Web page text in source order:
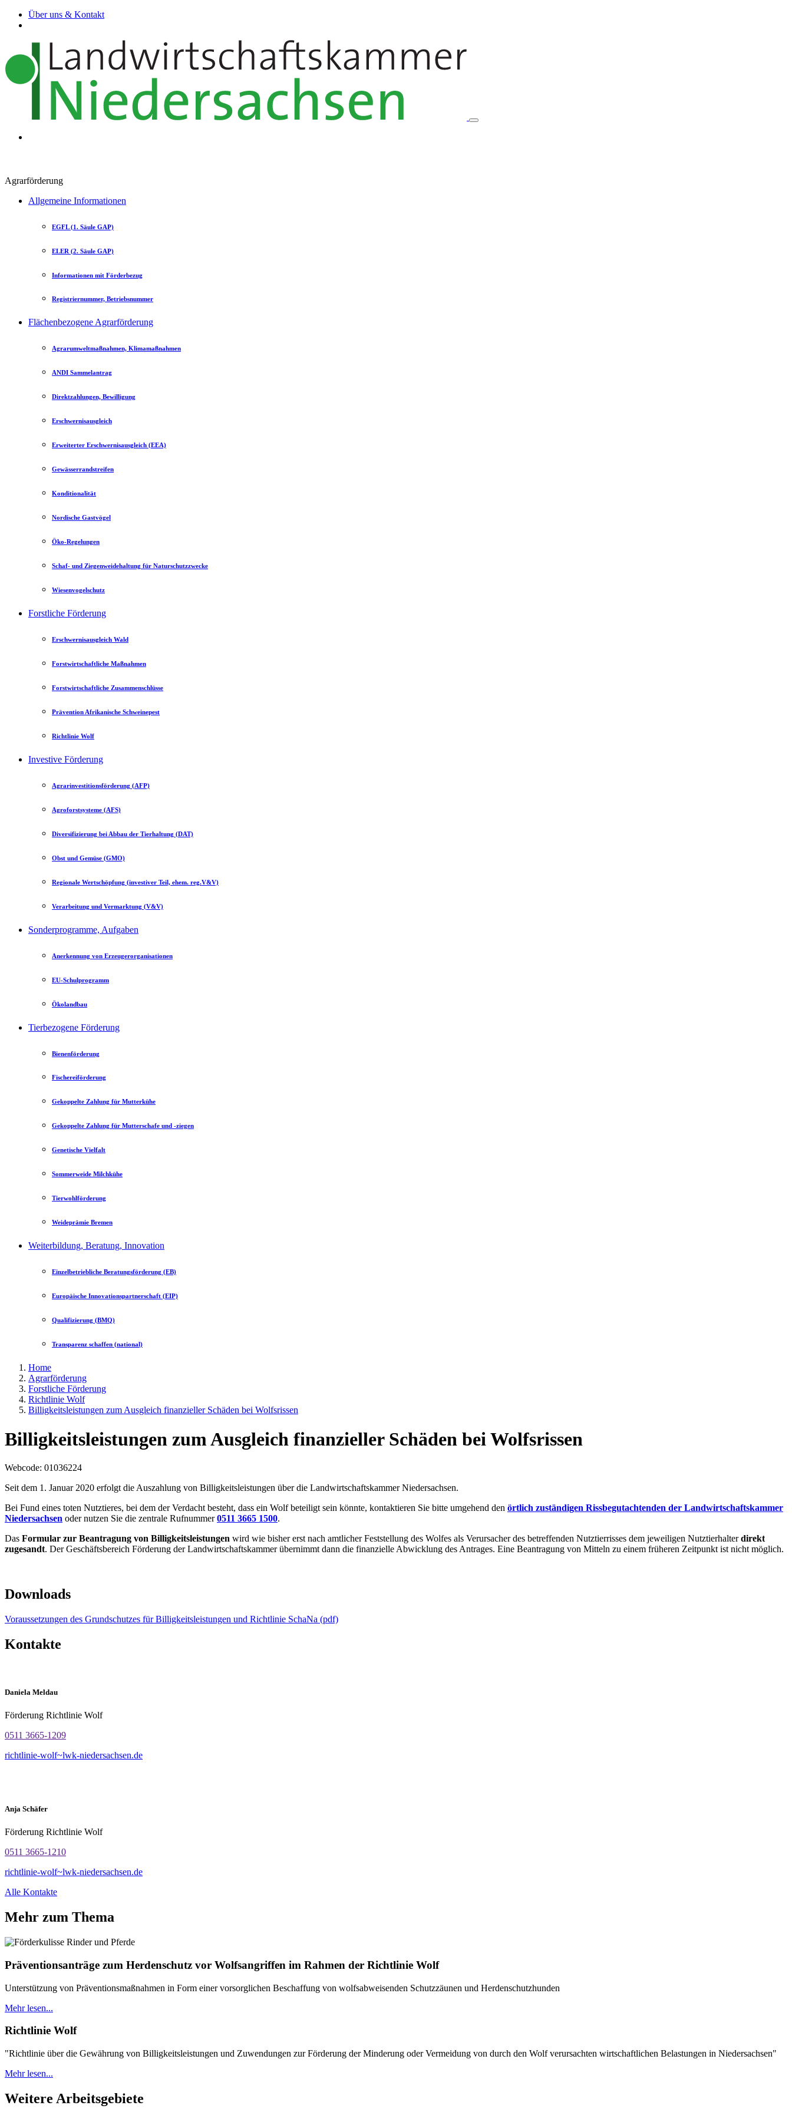
Über uns & Kontakt
Agrarförderung
Allgemeine Informationen
EGFL (1. Säule GAP)
ELER (2. Säule GAP)
Informationen mit Förderbezug
Registriernummer, Betriebsnummer
Flächenbezogene Agrarförderung
Agrarumweltmaßnahmen, Klimamaßnahmen
ANDI Sammelantrag
Direktzahlungen, Bewilligung
Erschwernisausgleich
Erweiterter Erschwernisausgleich (EEA)
Gewässerrandstreifen
Konditionalität
Nordische Gastvögel
Öko-Regelungen
Schaf- und Ziegenweidehaltung für Naturschutzzwecke
Wiesenvogelschutz
Forstliche Förderung
Erschwernisausgleich Wald
Forstwirtschaftliche Maßnahmen
Forstwirtschaftliche Zusammenschlüsse
Prävention Afrikanische Schweinepest
Richtlinie Wolf
Investive Förderung
Agrarinvestitionsförderung (AFP)
Agroforstsysteme (AFS)
Diversifizierung bei Abbau der Tierhaltung (DAT)
Obst und Gemüse (GMO)
Regionale Wertschöpfung (investiver Teil, ehem. reg.V&V)
Verarbeitung und Vermarktung (V&V)
Sonderprogramme, Aufgaben
Anerkennung von Erzeugerorganisationen
EU-Schulprogramm
Ökolandbau
Tierbezogene Förderung
Bienenförderung
Fischereiförderung
Gekoppelte Zahlung für Mutterkühe
Gekoppelte Zahlung für Mutterschafe und -ziegen
Genetische Vielfalt
Sommerweide Milchkühe
Tierwohlförderung
Weideprämie Bremen
Weiterbildung, Beratung, Innovation
Einzelbetriebliche Beratungsförderung (EB)
Europäische Innovationspartnerschaft (EIP)
Qualifizierung (BMQ)
Transparenz schaffen (national)
Home
Agrarförderung
Forstliche Förderung
Richtlinie Wolf
Billigkeitsleistungen zum Ausgleich finanzieller Schäden bei Wolfsrissen
Billigkeitsleistungen zum Ausgleich finanzieller Schäden bei Wolfsrissen
Webcode: 01036224
Seit dem 1. Januar 2020 erfolgt die Auszahlung von Billigkeitsleistungen über die Landwirtschaftskammer Niedersachsen.
Bei Fund eines toten Nutztieres, bei dem der Verdacht besteht, dass ein Wolf beteiligt sein könnte, kontaktieren Sie bitte umgehend den örtlich zuständigen Rissbegutachtenden der Landwirtschaftskammer
Niedersachsen oder nutzen Sie die zentrale Rufnummer 0511 3665 1500.
Das Formular zur Beantragung von Billigkeitsleistungen wird wie bisher erst nach amtlicher Feststellung des Wolfes als Verursacher des betreffenden Nutztierrisses dem jeweiligen Nutztierhalterdirekt
zugesandt. Der Geschäftsbereich Förderung der Landwirtschaftskammer übernimmt dann die finanzielle Abwicklung des Antrages. Eine Beantragung von Mitteln zu einem früheren Zeitpunkt ist nicht möglich.
Downloads
Voraussetzungen des Grundschutzes für Billigkeitsleistungen und Richtlinie SchaNa (pdf)
Kontakte
Daniela Meldau
Förderung Richtlinie Wolf
0511 3665-1209
richtlinie-wolf~lwk-niedersachsen.de
Anja Schäfer
Förderung Richtlinie Wolf
0511 3665-1210
richtlinie-wolf~lwk-niedersachsen.de
Alle Kontakte
Mehr zum Thema
Präventionsanträge zum Herdenschutz vor Wolfsangriffen im Rahmen der Richtlinie Wolf
Unterstützung von Präventionsmaßnahmen in Form einer vorsorglichen Beschaffung von wolfsabweisenden Schutzzäunen und Herdenschutzhunden
Mehr lesen...
Richtlinie Wolf
"Richtlinie über die Gewährung von Billigkeitsleistungen und Zuwendungen zur Förderung der Minderung oder Vermeidung von durch den Wolf verursachten wirtschaftlichen Belastungen in Niedersachsen"
Mehr lesen...
Weitere Arbeitsgebiete